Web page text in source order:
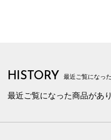
HISTORY 最近ご覧になっ
最近ご覧になった商品があ